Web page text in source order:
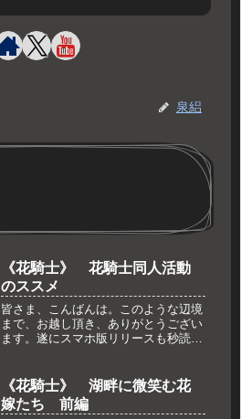
泉絽
《花騎士》 花騎士同人活動
のススメ
皆さま、こんばんは。このような辺境
まで、お越し頂き、ありがとうござい
ます。遂にスマホ版リリースも秒読み
ながらスマホ版リリースが、8月末へ
と延期になったそうです。いや、速
す...
《花騎士》 湖畔に微笑む花
嫁たち 前編